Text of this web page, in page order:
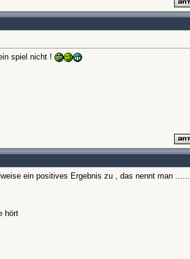
spiel nicht !
ein positives Ergebnis zu , das nennt man ......
hört